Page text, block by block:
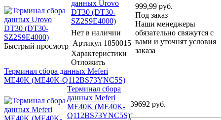
Быстрый просмотр
данных Urovo
DT30 (DT30-
SZ2S9E4000)
Нет в наличии
Артикул 1850015
Характеристики
Отложить
999,99 руб.
Под заказ
Наши менеджеры
обязательно свяжутся с
вами и уточнят условия
заказа
Терминал сбора данных Meferi
ME40K (ME40K-Q112BS73YNC5S)
Терминал сбора
данных Meferi
ME40K (ME40K-
Q112BS73YNC5S)
39692 руб.
-